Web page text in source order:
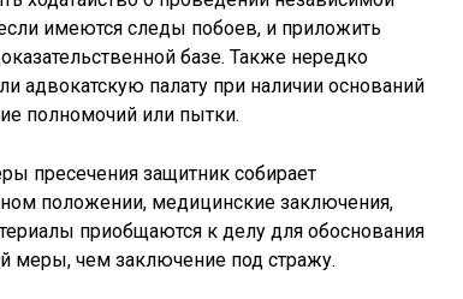
имеются следы побоев, и приложить
базе. Также нередко
адвокатскую палату при наличии оснований
полномочий или пытки.
пресечения защитник собирает
положении, медицинские заключения,
приобщаются к делу для обоснования
меры, чем заключение под стражу.